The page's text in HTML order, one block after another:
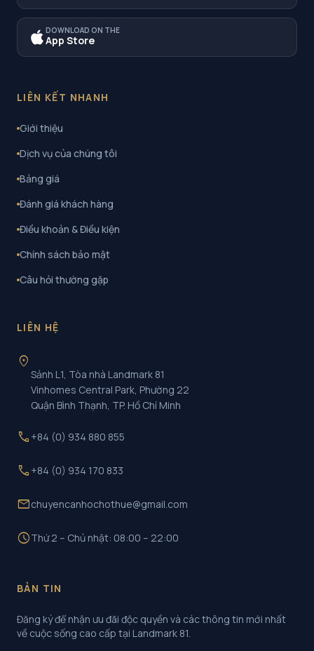
DOWNLOAD ON THE
App Store
LIÊN KẾT NHANH
Giới thiệu
Dịch vụ của chúng tôi
Bảng giá
Đánh giá khách hàng
Điều khoản & Điều kiện
Chính sách bảo mật
Câu hỏi thường gặp
LIÊN HỆ
location_on
Sảnh L1, Tòa nhà Landmark 81
Vinhomes Central Park, Phường 22
Quận Bình Thạnh, TP. Hồ Chí Minh
call +84 (0) 934 880 855
call +84 (0) 934 170 833
mailchuyencanhochothue@gmail.com
scheduleThứ 2 – Chủ nhật: 08:00 – 22:00
BẢN TIN
Đăng ký để nhận ưu đãi độc quyền và các thông tin mới nhất
về cuộc sống cao cấp tại Landmark 81.